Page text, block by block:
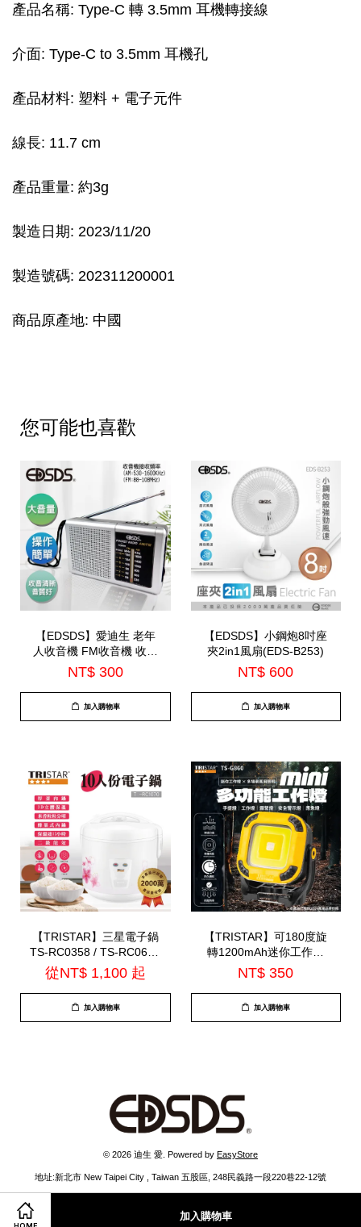
加入購物車
產品名稱: Type-C 轉 3.5mm 耳機轉接線
介面: Type-C to 3.5mm 耳機孔
產品材料: 塑料 + 電子元件
線長: 11.7 cm
產品重量: 約3g
製造日期: 2023/11/20
製造號碼: 202311200001
商品原產地: 中國
您可能也喜歡
【EDSDS】愛迪生 老年
人收音機 FM收音機 收音
機外接麥風(EDS-C474)
NT$ 300
加入購物車
【EDSDS】小鋼炮8吋座
夾2in1風扇(EDS-B253)
NT$ 600
加入購物車
【TRISTAR】三星電子鍋
TS-RC0358 / TS-RC0659
/ TS-RC1070
從NT$ 1,100 起
加入購物車
【TRISTAR】可180度旋
轉1200mAh迷你工作燈
(TS-G860)
NT$ 350
加入購物車
© 2026 迪生 愛. Powered by EasyStore
地址:新北市 New Taipei City , Taiwan 五股區, 248民義路一段220巷22-12號